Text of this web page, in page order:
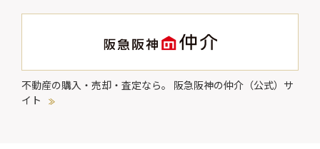
不動産の購入・売却・査定なら。
阪急阪神の仲介（公式）サ
イト